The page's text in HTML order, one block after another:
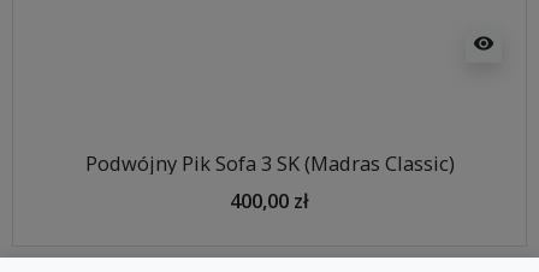
visibility
Podwójny Pik Sofa 3 SK (Madras Classic)
400,00 zł